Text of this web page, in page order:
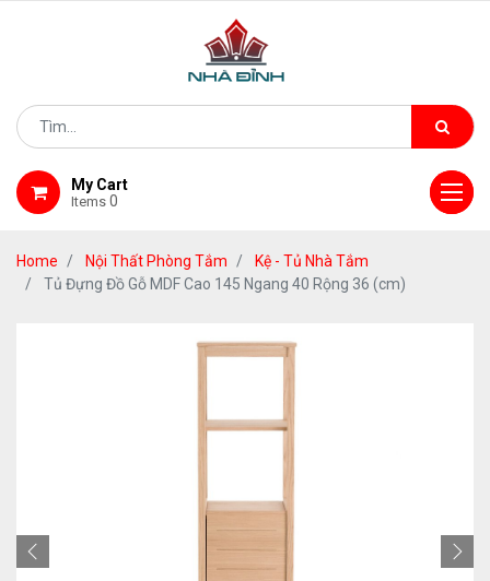
My Cart
Items 0
Home Nội Thất Phòng Tắm
Kệ - Tủ Nhà Tắm
Tủ Đựng Đồ Gỗ MDF Cao 145 Ngang 40 Rộng 36 (cm)